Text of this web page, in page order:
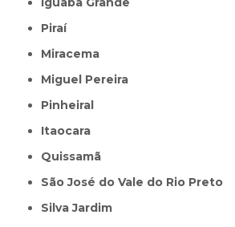
Piraí
Miracema
Miguel Pereira
Pinheiral
Itaocara
Quissamã
São José do Vale do Rio Preto
Silva Jardim